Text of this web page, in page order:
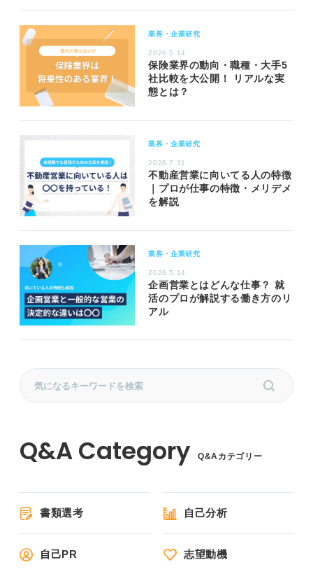
業界・企業研究
2026.5.14
保険業界の動向・職種・大手5
社比較を大公開！ リアルな実
態とは？
業界・企業研究
2026.7.31
不動産営業に向いてる人の特徴
｜プロが仕事の特徴・メリデメ
を解説
業界・企業研究
2026.5.14
企画営業とはどんな仕事？ 就
活のプロが解説する働き方のリ
アル
Q&Aカテゴリー
書類選考 自己分析
自己PR 志望動機